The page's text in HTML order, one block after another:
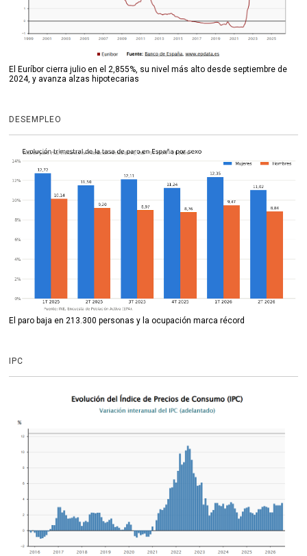
El Euríbor cierra julio en el 2,855%, su nivel más alto desde septiembre de
2024, y avanza alzas hipotecarias
DESEMPLEO
El paro baja en 213.300 personas y la ocupación marca récord
IPC